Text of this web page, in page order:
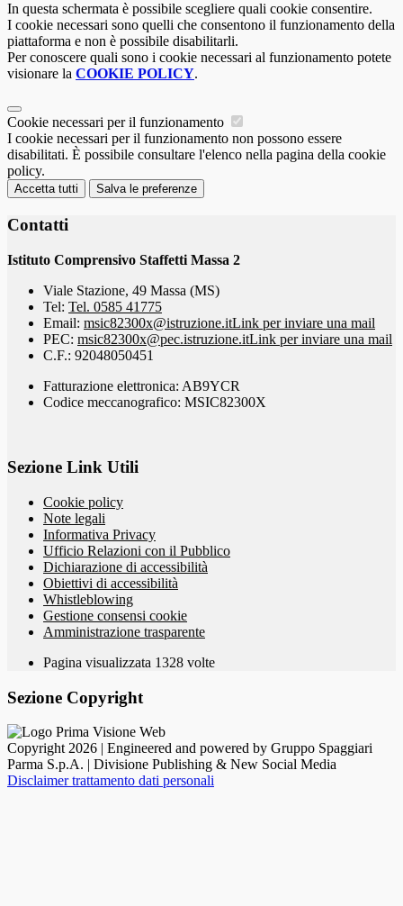
In questa schermata è possibile scegliere quali cookie consentire.
I cookie necessari sono quelli che consentono il funzionamento della
piattaforma e non è possibile disabilitarli.
Per conoscere quali sono i cookie necessari al funzionamento potete
visionare la COOKIE POLICY.
Cookie necessari per il funzionamento
I cookie necessari per il funzionamento non possono essere
disabilitati. È possibile consultare l'elenco nella pagina della cookie
policy.
Accetta tutti Salva le preferenze
Contatti
Istituto Comprensivo Staffetti Massa 2
Viale Stazione, 49 Massa (MS)
Tel: Tel. 0585 41775
Email: msic82300x@istruzione.itLink per inviare una mail
PEC: msic82300x@pec.istruzione.itLink per inviare una mail
C.F.: 92048050451
Fatturazione elettronica: AB9YCR
Codice meccanografico: MSIC82300X
Sezione Link Utili
Cookie policy
Note legali
Informativa Privacy
Ufficio Relazioni con il Pubblico
Dichiarazione di accessibilità
Obiettivi di accessibilità
Whistleblowing
Gestione consensi cookie
Amministrazione trasparente
Pagina visualizzata 1328 volte
Sezione Copyright
Copyright 2026 | Engineered and powered by Gruppo Spaggiari
Parma S.p.A. | Divisione Publishing & New Social Media
Disclaimer trattamento dati personali